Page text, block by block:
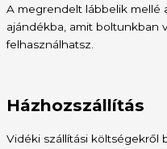
A megrendelt lábbelik mellé
ajándékba, amit boltunkban
felhasználhatsz.
Házhozszállítás
Vidéki szállítási költségekről